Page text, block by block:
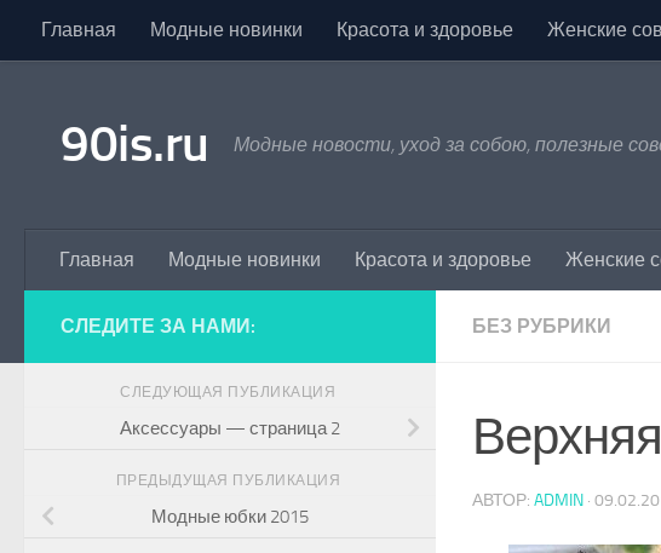
Skip to content
Главная Модные новинки Красота и здоровье Женские
90is.ru Модные новости, уход за собою, полезные
Главная Модные новинки Красота и здоровье Женские
БЕЗ РУБРИКИ
АВТОР: ADMIN ·
СЛЕДИТЕ ЗА НАМИ:
СЛЕДУЮЩАЯ ПУБЛИКАЦИЯ
Аксессуары — страница 2
ПРЕДЫДУЩАЯ ПУБЛИКАЦИЯ
Модные юбки 2015